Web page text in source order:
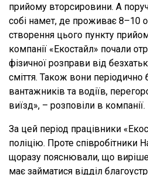
прийому вторсировини. А
собі намет, де проживає 8–10
створення цього пункту
компанії «Екостайл» почали
фізичної розправи від
сміття. Також вони
вантажників та водіїв,
виїзд», – розповіли в компанії.
За цей період працівники
поліцію. Проте співробітники
щоразу пояснювали, що
має займатися відділ